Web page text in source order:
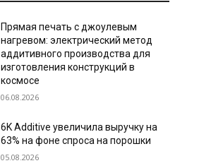
Прямая печать с джоулевым
нагревом: электрический метод
аддитивного производства для
изготовления конструкций в
космосе
06.08.2026
6K Additive увеличила выручку на
63% на фоне спроса на порошки
05.08.2026